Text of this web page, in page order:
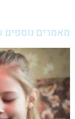
מאמרים נוספים